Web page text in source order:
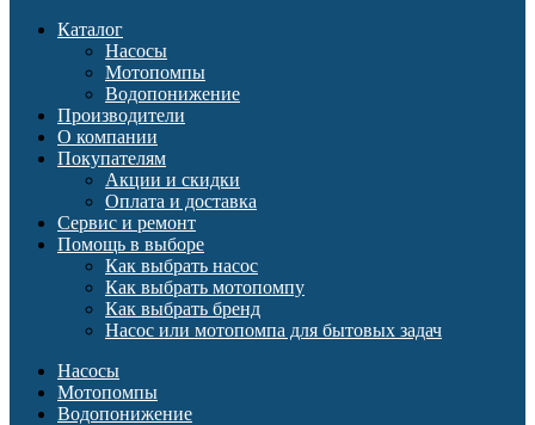
Каталог
Насосы
Мотопомпы
Водопонижение
Производители
О компании
Покупателям
Акции и скидки
Оплата и доставка
Сервис и ремонт
Помощь в выборе
Как выбрать насос
Как выбрать мотопомпу
Как выбрать бренд
Насос или мотопомпа для бытовых задач
Насосы
Мотопомпы
Водопонижение